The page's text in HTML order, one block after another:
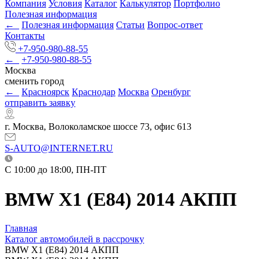
Компания Условия Каталог Калькулятор Портфолио
Полезная информация
←
Полезная информация Статьи Вопрос-ответ
Контакты
+7-950-980-88-55
←
+7-950-980-88-55
Москва
сменить город
←
Красноярск Краснодар Москва Оренбург
отправить заявку
г. Москва, Волоколамское шоссе 73, офис 613
S-AUTO@INTERNET.RU
C 10:00 до 18:00, ПН-ПТ
BMW X1 (E84) 2014 АКПП
Главная
Каталог автомобилей в рассрочку
BMW X1 (E84) 2014 АКПП